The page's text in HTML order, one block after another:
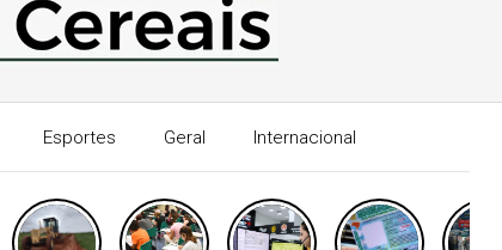
Esportes Geral Internacional